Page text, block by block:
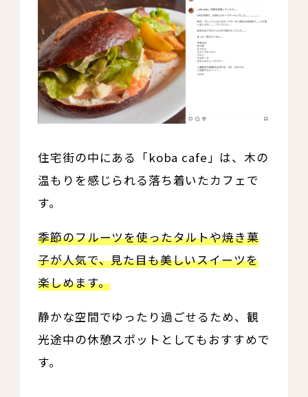
住宅街の中にある「koba cafe」は、木の
温もりを感じられる落ち着いたカフェで
す。
季節のフルーツを使ったタルトや焼き菓
子が人気で、見た目も美しいスイーツを
楽しめます。
静かな空間でゆったり過ごせるため、観
光途中の休憩スポットとしてもおすすめで
す。